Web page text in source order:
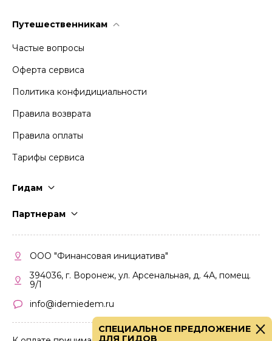
Путешественникам
Частые вопросы
Оферта сервиса
Политика конфидициальности
Правила возврата
Правила оплаты
Тарифы сервиса
Гидам
Партнерам
Кабинет партнера
Правила участия
ООО "Финансовая инициатива"
394036, г. Воронеж, ул. Арсенальная, д. 4А, помещ.
9/1
info@idemiedem.ru
СПЕЦИАЛЬНОЕ ПРЕДЛОЖЕНИЕ